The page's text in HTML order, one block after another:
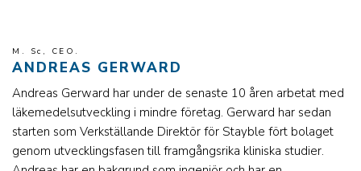
M. Sc, CEO.
ANDREAS GERWARD
Andreas Gerward har under de senaste 10 åren arbetat med
läkemedelsutveckling i mindre företag. Gerward har sedan
starten som Verkställande Direktör för Stayble fört bolaget
genom utvecklingsfasen till framgångsrika kliniska studier.